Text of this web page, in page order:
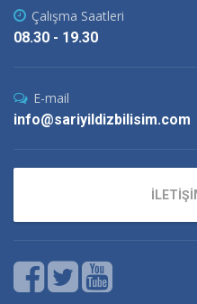
Çalışma Saatleri
08.30 - 19.30
E-mail
info@sariyildizbilisim.com